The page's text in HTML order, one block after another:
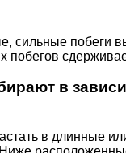
сильные побеги
побегов
в
в длинные